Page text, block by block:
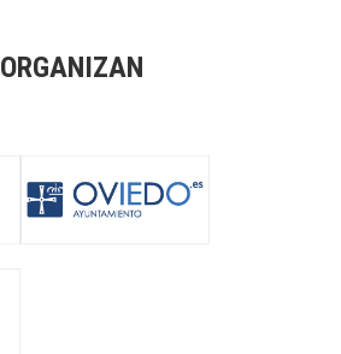
ORGANIZAN